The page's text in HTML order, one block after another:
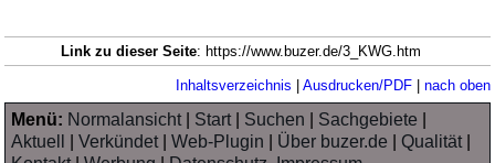
Link zu dieser Seite: https://www.buzer.de/3_KWG.htm
Inhaltsverzeichnis | Ausdrucken/PDF| nach oben
Menü: Normalansicht| Start| Suchen Sachgebiete
Aktuell
|Verkündet|Web-Plugin Über buzer.de |Qualität|